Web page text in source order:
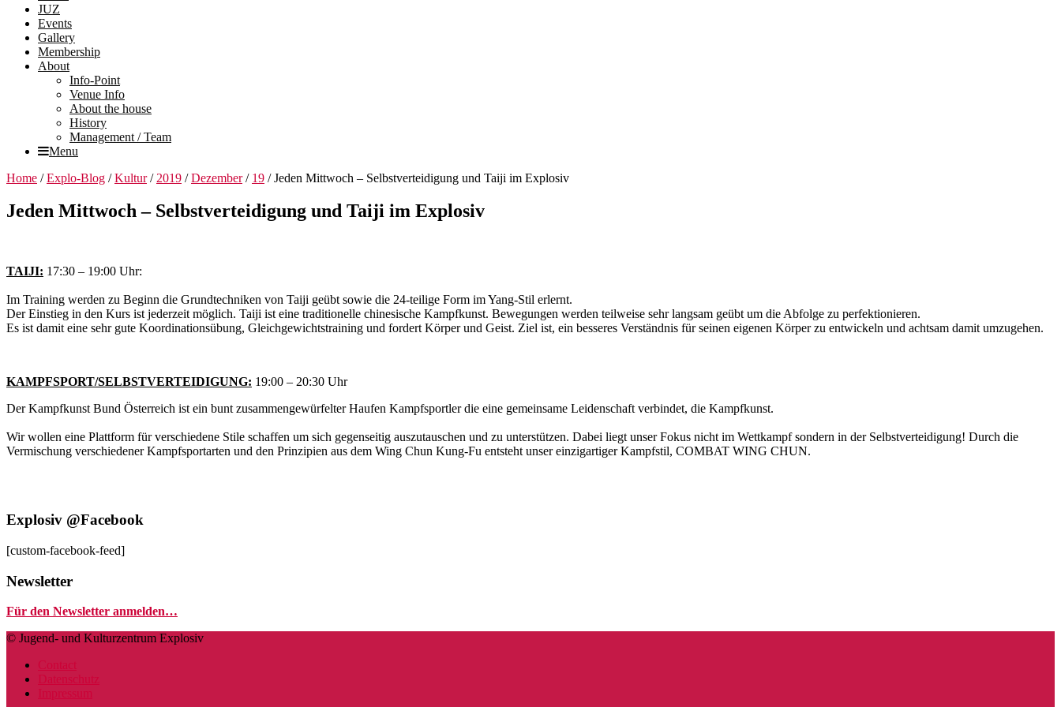
JUZ
Events
Gallery
Membership
About
Info-Point
Venue Info
About the house
History
Management / Team
Menu
Home / Explo-Blog / Kultur / 2019 / Dezember / 19 / Jeden Mittwoch – Selbstverteidigung und Taiji im Explosiv
Jeden Mittwoch – Selbstverteidigung und Taiji im Explosiv
Jeden
Mittwoch
–
Selbstverteidigung
Taiji
im
TAIJI: 17:30 – 19:00 Uhr:
Im Training werden zu Beginn die Grundtechniken von Taiji geübt sowie die 24-teilige Form im Yang-Stil erlernt.
Der Einstieg in den Kurs ist jederzeit möglich. Taiji ist eine traditionelle chinesische Kampfkunst. Bewegungen werden teilweise sehr langsam geübt um die Abfolge zu perfektionieren.
Es ist damit eine sehr gute Koordinationsübung, Gleichgewichtstraining und fordert Körper und Geist. Ziel ist, ein besseres Verständnis für seinen eigenen Körper zu entwickeln und achtsam damit umzugehen.
KAMPFSPORT/SELBSTVERTEIDIGUNG: 19:00 – 20:30 Uhr
Der Kampfkunst Bund Österreich ist ein bunt zusammengewürfelter Haufen Kampfsportler die eine gemeinsame Leidenschaft verbindet, die Kampfkunst.
Wir wollen eine Plattform für verschiedene Stile schaffen um sich gegenseitig auszutauschen und zu unterstützen. Dabei liegt unser Fokus nicht im Wettkampf sondern in der Selbstverteidigung! Durch die
Vermischung verschiedener Kampfsportarten und den Prinzipien aus dem Wing Chun Kung-Fu entsteht unser einzigartiger Kampfstil, COMBAT WING CHUN.
Explosiv @Facebook
[custom-facebook-feed]
Newsletter
Für den Newsletter anmelden…
© Jugend- und Kulturzentrum Explosiv
Contact
Datenschutz
Impressum